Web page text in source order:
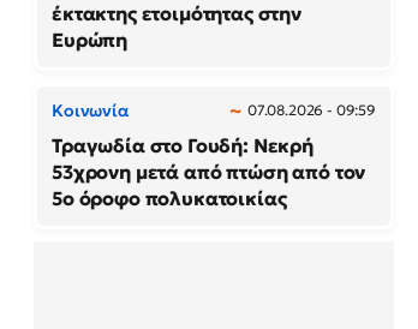
έκτακτης ετοιμότητας στην
Ευρώπη
Κοινωνία 07.08.2026 - 09:59
Τραγωδία στο Γουδή: Νεκρή
53χρονη μετά από πτώση από τον
5ο όροφο πολυκατοικίας